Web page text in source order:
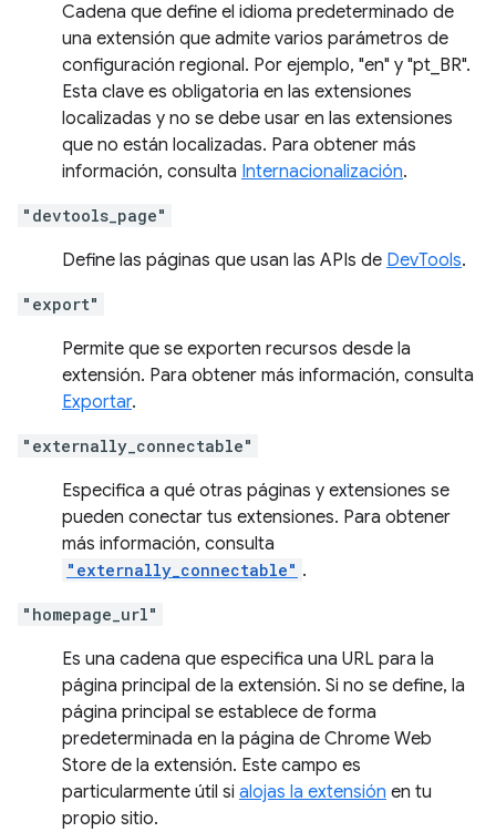
Cadena que define el idioma predeterminado de
una extensión que admite varios parámetros de
configuración regional. Por ejemplo, "en" y "pt_BR".
Esta clave es obligatoria en las extensiones
localizadas y no se debe usar en las extensiones
que no están localizadas. Para obtener más
información, consulta Internacionalización.
"devtools_page"
Define las páginas que usan las APIs de DevTools.
"export"
Permite que se exporten recursos desde la
extensión. Para obtener más información, consulta
Exportar.
"externally_connectable"
Especifica a qué otras páginas y extensiones se
pueden conectar tus extensiones. Para obtener
más información, consulta
"externally_connectable" .
"homepage_url"
Es una cadena que especifica una URL para la
página principal de la extensión. Si no se define, la
página principal se establece de forma
predeterminada en la página de Chrome Web
Store de la extensión. Este campo es
particularmente útil si alojas la extensión en tu
propio sitio.